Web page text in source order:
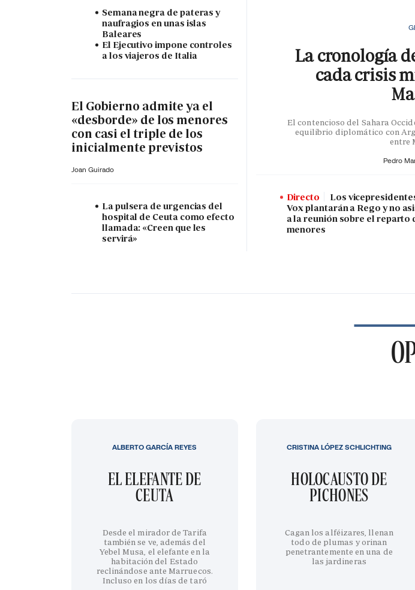
Semana negra de pateras y
naufragios en unas islas
Baleares
El Ejecutivo impone controles
a los viajeros de Italia
El Gobierno admite ya el
«desborde» de los menores
con casi el triple de los
inicialmente previstos
Joan Guirado
La pulsera de urgencias del
hospital de Ceuta como efecto
llamada: «Creen que les
servirá»
La cronología
cada crisis
El contencioso del Sahara
equilibrio diplomático con
entre
Pedro
Directo
Los
Vox plantarán a Rego y no
a la reunión sobre el reparto
menores
EL ELEFANTE DE
CEUTA
Desde el mirador de Tarifa
también se ve, además del
Yebel Musa, el elefante en la
habitación del Estado
reclinándose ante Marruecos.
Incluso en los días de taró
ALBERTO GARCÍA REYES
HOLOCAUSTO DE
PICHONES
Cagan los alféizares, llenan
todo de plumas y orinan
penetrantemente en una de
las jardineras
CRISTINA LÓPEZ SCHLICHTING